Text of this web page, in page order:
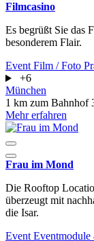
Filmcasino
Es begrüßt Sie das
besonderem Flair.
Event Film / Foto
+6
München
1 km zum Bahnhof
Mehr erfahren
Frau im Mond
Die Rooftop
überzeugt mit
die Isar.
Event Eventmodule